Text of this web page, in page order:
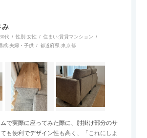
み
30代 性別:女性 住まい:賃貸マンション
成:夫婦・子供 都道府県:東京都
で実際に座ってみた際に、肘掛け部分のサ
も便利でデザイン性も高く、「これにしよ